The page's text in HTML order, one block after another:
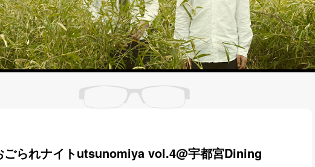
ごられナイトutsunomiya vol.4@宇都宮Dining